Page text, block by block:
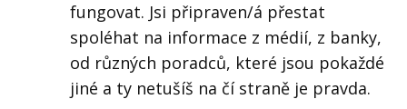
fungovat. Jsi připraven/á přestat
spoléhat na informace z médií, z banky,
od různých poradců, které jsou pokaždé
jiné a ty netušíš na čí straně je pravda.